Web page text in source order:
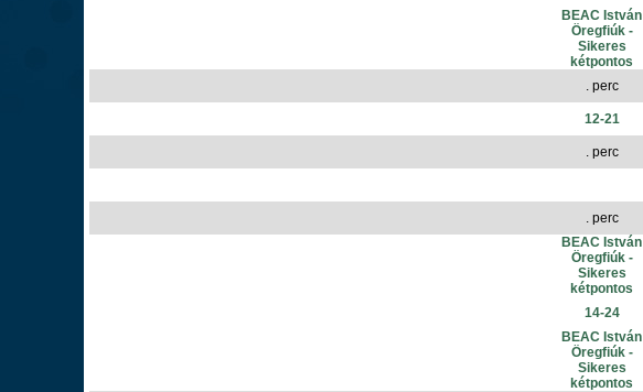
BEAC István
Öregfiúk -
Sikeres
kétpontos
. perc
12-21
. perc
. perc
BEAC István
Öregfiúk -
Sikeres
kétpontos
14-24
BEAC István
Öregfiúk -
Sikeres
kétpontos